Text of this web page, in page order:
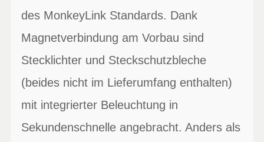
des MonkeyLink Standards. Dank
Magnetverbindung am Vorbau sind
Stecklichter und Steckschutzbleche
(beides nicht im Lieferumfang enthalten)
mit integrierter Beleuchtung in
Sekundenschnelle angebracht. Anders als